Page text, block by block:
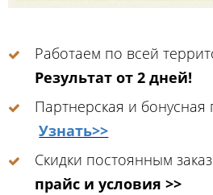
Работаем по всей
Результат от 2 дней!
Партнерская и
Узнать>>
Скидки постоянным
прайс и условия >>